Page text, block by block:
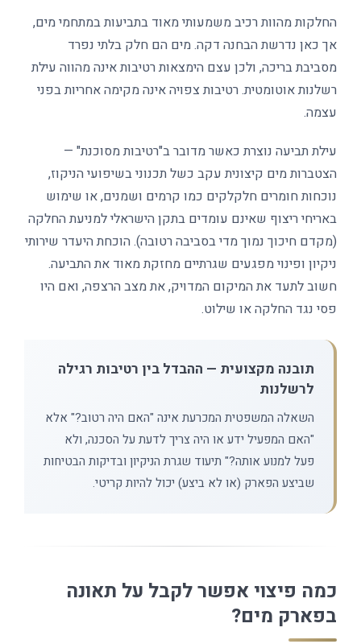
החלקות מהוות רכיב משמעותי מאוד בתביעות במתחמי מים,
אך כאן נדרשת הבחנה דקה. מים הם חלק בלתי נפרד
מסביבת בריכה, ולכן עצם הימצאות רטיבות אינה מהווה עילת
רשלנות אוטומטית. רטיבות צפויה אינה מקימה אחריות בפני
עצמה.
עילת תביעה נוצרת כאשר מדובר ב"רטיבות מסוכנת" —
הצטברות מים קיצונית עקב כשל תכנוני בשיפועי הניקוז,
נוכחות חומרים חלקלקים כמו קרמים ושמנים, או שימוש
באריחי ריצוף שאינם עומדים בתקן הישראלי למניעת החלקה
(מקדם חיכוך נמוך מדי בסביבה רטובה). הוכחת היעדר שירותי
ניקיון ופינוי מפגעים שגרתיים מחזקת מאוד את התביעה.
חשוב לתעד את המיקום המדויק, את מצב הרצפה, ואם היו
פסי נגד החלקה או שילוט.
תובנה מקצועית — ההבדל בין רטיבות רגילה
לרשלנות
השאלה המשפטית המכרעת אינה "האם היה רטוב?" אלא
"האם המפעיל ידע או היה צריך לדעת על הסכנה, ולא
פעל למנוע אותה?" תיעוד שגרת הניקיון ובדיקות הבטיחות
שביצע הפארק (או לא ביצע) יכול להיות קריטי.
כמה פיצוי אפשר לקבל על תאונה
בפארק מים?